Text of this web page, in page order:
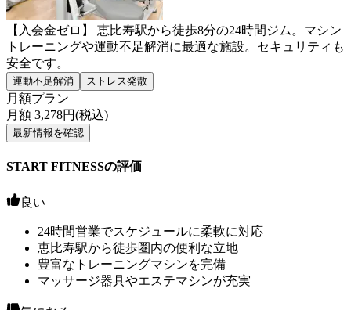
【入会金ゼロ】 恵比寿駅から徒歩8分の24時間ジム。マシン
トレーニングや運動不足解消に最適な施設。セキュリティも
安全です。
運動不足解消 ストレス発散
月額プラン
月額 3,278円(税込)
最新情報を確認
START FITNESSの評価
良い
24時間営業でスケジュールに柔軟に対応
恵比寿駅から徒歩圏内の便利な立地
豊富なトレーニングマシンを完備
マッサージ器具やエステマシンが充実